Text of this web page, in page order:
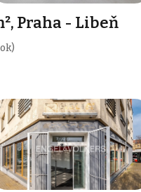
Praha - Libeň